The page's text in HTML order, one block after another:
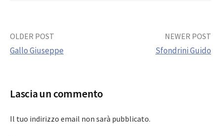
Post
OLDER POST
Gallo Giuseppe
NEWER POST
Sfondrini Guido
Lascia un commento
Il tuo indirizzo email non sarà pubblicato.